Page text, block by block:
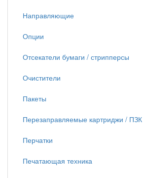
Направляющие
Опции
Отсекатели бумаги / стрипперсы
Очистители
Пакеты
Перезаправляемые картриджи / ПЗК
Перчатки
Печатающая техника